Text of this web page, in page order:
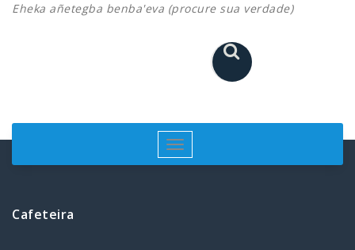
Eheka añetegba benba'eva (procure sua verdade)
Toggle
navigation
Cafeteira